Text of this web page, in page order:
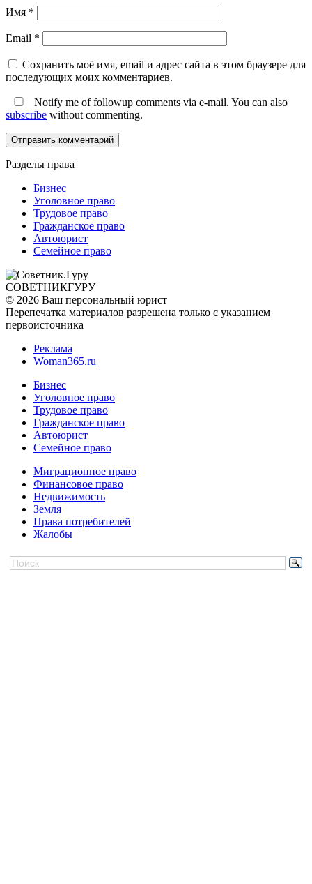
Имя *
Email *
Сохранить моё имя, email и адрес сайта в этом браузере для
последующих моих комментариев.
Notify me of followup comments via e-mail. You can also
subscribe without commenting.
Разделы права
Бизнес
Уголовное право
Трудовое право
Гражданское право
Автоюрист
Семейное право
СОВЕТНИКГУРУ
© 2026 Ваш персональный юрист
Перепечатка материалов разрешена только с указанием
первоисточника
Реклама
Woman365.ru
Бизнес
Уголовное право
Трудовое право
Гражданское право
Автоюрист
Семейное право
Миграционное право
Финансовое право
Недвижимость
Земля
Права потребителей
Жалобы